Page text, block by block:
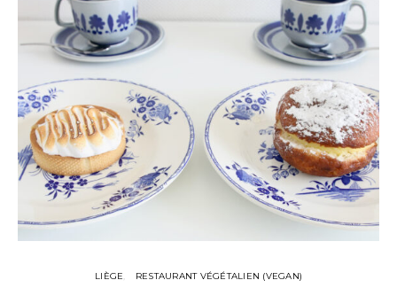
LIÈGE RESTAURANT VÉGÉTALIEN (VEGAN)